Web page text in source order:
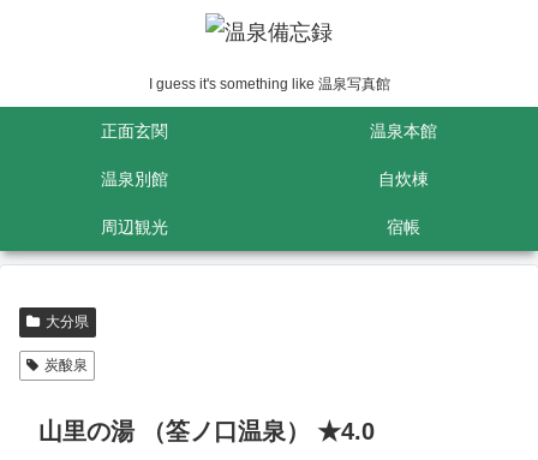
I guess it's something like 温泉写真館
正面玄関 温泉本館
温泉別館 自炊棟
周辺観光 宿帳
大分県
炭酸泉
山里の湯 （筌ノ口温泉） ★4.0